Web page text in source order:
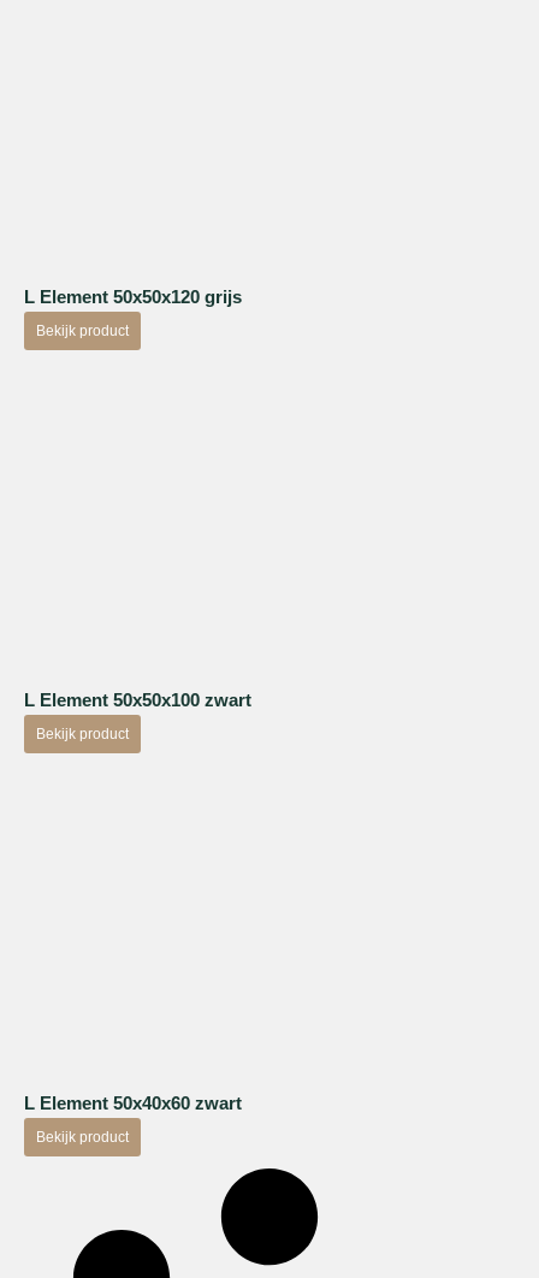
L Element 50x50x120 grijs
Bekijk product
L Element 50x50x100 zwart
Bekijk product
L Element 50x40x60 zwart
Bekijk product